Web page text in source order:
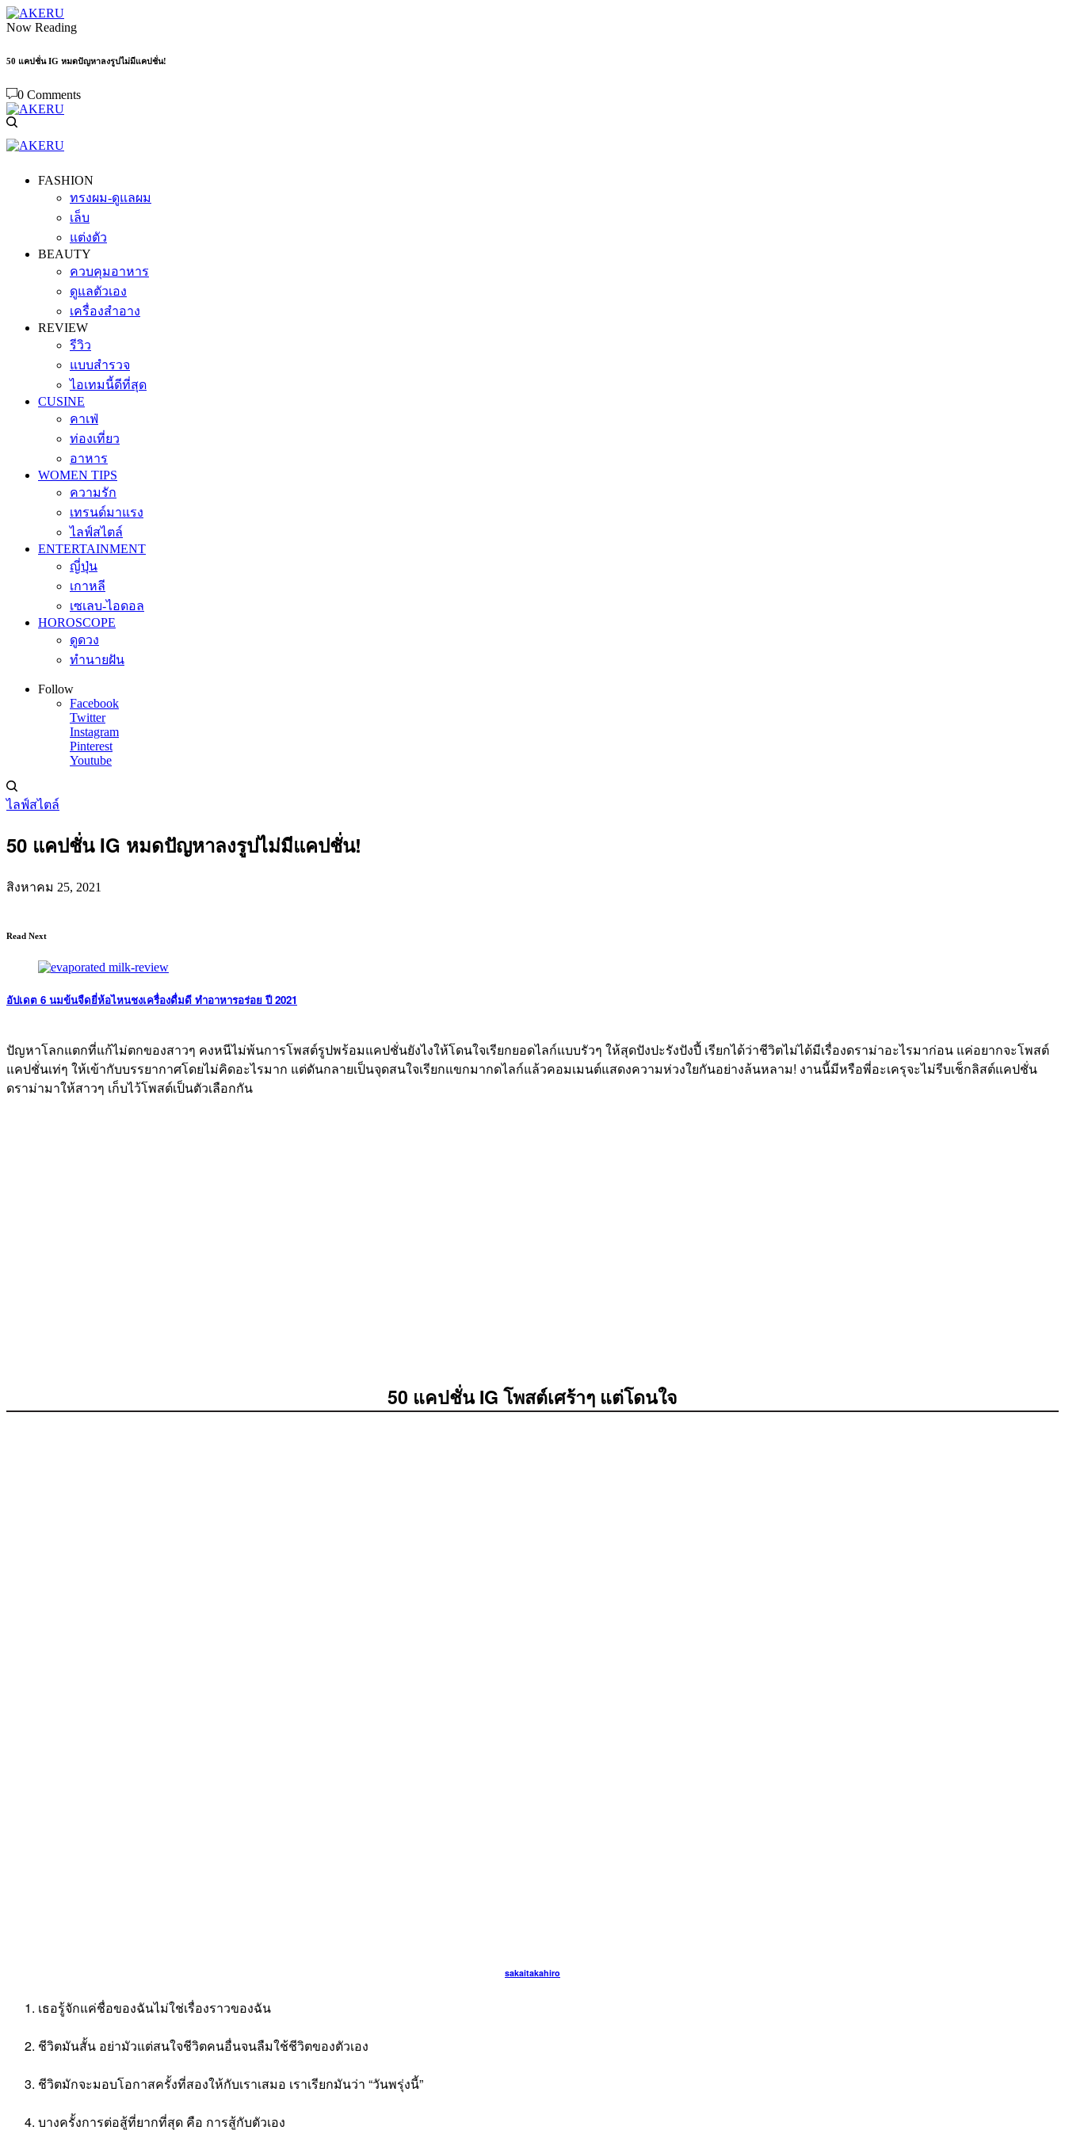
Now Reading
50 แคปชั่น IG หมดปัญหาลงรูปไม่มีแคปชั่น!
0 Comments
FASHION
ทรงผม-ดูแลผม
เล็บ
แต่งตัว
BEAUTY
ควบคุมอาหาร
ดูแลตัวเอง
เครื่องสำอาง
REVIEW
รีวิว
แบบสำรวจ
ไอเทมนี้ดีที่สุด
CUSINE
คาเฟ่
ท่องเที่ยว
อาหาร
WOMEN TIPS
ความรัก
เทรนด์มาแรง
ไลฟ์สไตล์
ENTERTAINMENT
ญี่ปุ่น
เกาหลี
เซเลบ-ไอดอล
HOROSCOPE
ดูดวง
ทำนายฝัน
Follow
Facebook
Twitter
Instagram
Pinterest
Youtube
ไลฟ์สไตล์
50 แคปชั่น IG หมดปัญหาลงรูปไม่มีแคปชั่น!
สิงหาคม 25, 2021
Read Next
อัปเดต 6 นมข้นจืดยี่ห้อไหนชงเครื่องดื่มดี ทำอาหารอร่อย ปี 2021
ปัญหาโลกแตกที่แก้ไม่ตกของสาวๆ คงหนีไม่พ้นการโพสต์รูปพร้อมแคปชั่นยังไงให้โดนใจเรียกยอดไลก์แบบรัวๆ ให้สุดปังปะรังปังปี้ เรียกได้ว่าชีวิตไม่ได้มีเรื่องดราม่าอะไรมาก่อน แค่อยากจะโพสต์
แคปชั่นเท่ๆ ให้เข้ากับบรรยากาศโดยไม่คิดอะไรมาก แต่ดันกลายเป็นจุดสนใจเรียกแขกมากดไลก์แล้วคอมเมนต์แสดงความห่วงใยกันอย่างล้นหลาม! งานนี้มีหรือพี่อะเครุจะไม่รีบเช็กลิสต์แคปชั่น
ดราม่ามาให้สาวๆ เก็บไว้โพสต์เป็นตัวเลือกกัน
50 แคปชั่น IG โพสต์เศร้าๆ แต่โดนใจ
sakaitakahiro
เธอรู้จักแค่ชื่อของฉันไม่ใช่เรื่องราวของฉัน
ชีวิตมันสั้น อย่ามัวแต่สนใจชีวิตคนอื่นจนลืมใช้ชีวิตของตัวเอง
ชีวิตมักจะมอบโอกาสครั้งที่สองให้กับเราเสมอ เราเรียกมันว่า “วันพรุ่งนี้”
บางครั้งการต่อสู้ที่ยากที่สุด คือ การสู้กับตัวเอง